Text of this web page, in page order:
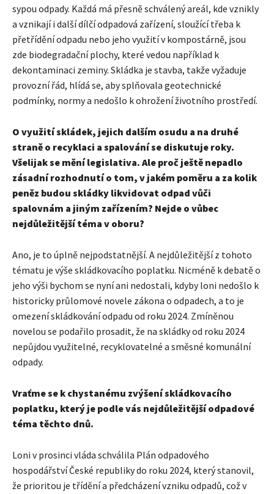
sypou odpady. Každá má přesně schválený areál, kde vznikly
a vznikají i další dílčí odpadová zařízení, sloužící třeba k
přetřídění odpadu nebo jeho využití v kompostárně, jsou
zde biodegradační plochy, které vedou například k
dekontaminaci zeminy. Skládka je stavba, takže vyžaduje
provozní řád, hlídá se, aby splňovala geotechnické
podmínky, normy a nedošlo k ohrožení životního prostředí.
O využití skládek, jejich dalším osudu a na druhé
straně o recyklaci a spalování se diskutuje roky.
Všelijak se mění legislativa. Ale proč ještě nepadlo
zásadní rozhodnutí o tom, v jakém poměru a za kolik
peněz budou skládky likvidovat odpad vůči
spalovnám a jiným zařízením? Nejde o vůbec
nejdůležitější téma v oboru?
Ano, je to úplně nejpodstatnější. A nejdůležitější z tohoto
tématu je výše skládkovacího poplatku. Nicméně k debatě o
jeho výši bychom se nyní ani nedostali, kdyby loni nedošlo k
historicky průlomové novele zákona o odpadech, a to je
omezení skládkování odpadu od roku 2024. Zmíněnou
novelou se podařilo prosadit, že na skládky od roku 2024
nepůjdou využitelné, recyklovatelné a směsné komunální
odpady.
Vraťme se k chystanému zvýšení skládkovacího
poplatku, který je podle vás nejdůležitější odpadové
téma těchto dnů.
Loni v prosinci vláda schválila Plán odpadového
hospodářství České republiky do roku 2024, který stanovil,
že prioritou je třídění a předcházení vzniku odpadů, což v